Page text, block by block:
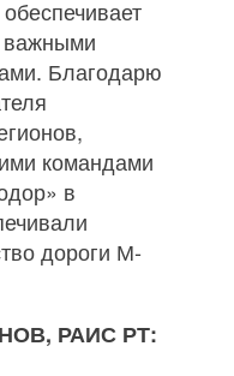
важными
Благодарю
командами
в
дороги М‐
РАИС РТ: